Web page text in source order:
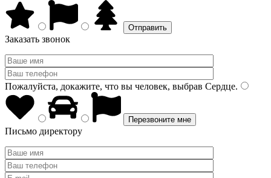
Заказать звонок
Пожалуйста, докажите, что вы человек, выбрав Сердце.
Письмо директору